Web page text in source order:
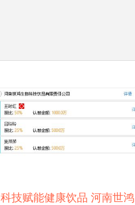
科技赋能健康饮品 河南世鸿